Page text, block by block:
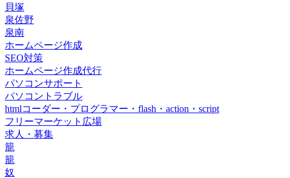
貝塚
泉佐野
泉南
ホームページ作成
SEO対策
ホームページ作成代行
パソコンサポート
パソコントラブル
htmlコーダー・プログラマー・flash・action・script
フリーマーケット広場
求人・募集
籠
籠
奴